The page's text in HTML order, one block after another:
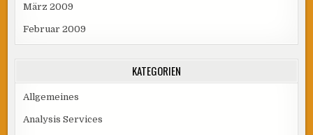
März 2009
Februar 2009
KATEGORIEN
Allgemeines
Analysis Services